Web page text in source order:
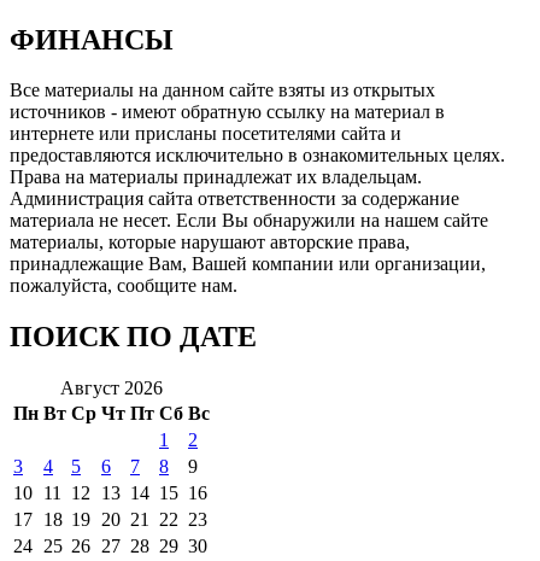
ФИНАНСЫ
Все материалы на данном сайте взяты из открытых
источников - имеют обратную ссылку на материал в
интернете или присланы посетителями сайта и
предоставляются исключительно в ознакомительных целях.
Права на материалы принадлежат их владельцам.
Администрация сайта ответственности за содержание
материала не несет. Если Вы обнаружили на нашем сайте
материалы, которые нарушают авторские права,
принадлежащие Вам, Вашей компании или организации,
пожалуйста, сообщите нам.
ПОИСК ПО ДАТЕ
Август 2026
Пн Вт Ср Чт Пт Сб Вс
1
2
3
4 5 6 7 8
9
10 11 12 13 14 15 16
17 18 19 20 21 22 23
24 25 26 27 28 29 30